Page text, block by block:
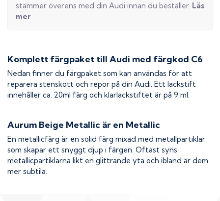
stämmer överens med din Audi innan du beställer. Läs
mer
Komplett färgpaket till Audi med färgkod C6
Nedan finner du färgpaket som kan användas för att
reparera stenskott och repor på din Audi. Ett lackstift
innehåller ca. 20ml färg och klarlackstiftet är på 9 ml.
Aurum Beige Metallic är en Metallic
En metallicfärg är en solid färg mixad med metallpartiklar
som skapar ett snyggt djup i färgen. Oftast syns
metallicpartiklarna likt en glittrande yta och ibland är dem
mer subtila.